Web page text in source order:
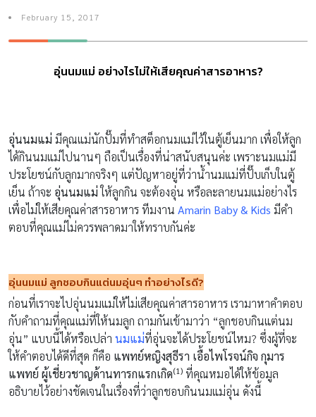
February 15, 2017
อุ่นนมแม่ อย่างไรไม่ให้เสียคุณค่าสารอาหาร?
อุ่นนมแม่ มีคุณแม่นักปั๊มที่ทำสต็อกนมแม่ไว้ในตู้เย็นมาก เพื่อให้ลูก
ได้กินนมแม่ไปนานๆ ถือเป็นเรื่องที่น่าสนับสนุนค่ะ เพราะนมแม่มี
ประโยชน์กับลูกมากจริงๆ แต่ปัญหาอยู่ที่ว่าน้ำนมแม่ที่ปั๊บเก็บในตู้
เย็น ถ้าจะ อุ่นนมแม่ให้ลูกกิน จะต้องอุ่น หรือละลายนมแม่อย่างไร
เพื่อไม่ให้เสียคุณค่าสารอาหาร ทีมงาน Amarin Baby & Kids มีคำ
ตอบที่คุณแม่ไม่ควรพลาดมาให้ทราบกันค่ะ
อุ่นนมแม่ ลูกชอบกินแต่นมอุ่นๆ ทำอย่างไรดี?
ก่อนที่เราจะไปอุ่นนมแม่ให้ไม่เสียคุณค่าสารอาหาร เรามาหาคำตอบ
กับคำถามที่คุณแม่ที่ให้นมลูก ถามกันเข้ามาว่า “ลูกชอบกินแต่นม
อุ่น” แบบนี้ได้หรือเปล่า นมแม่ที่อุ่นจะได้ประโยชน์ไหม? ซึ่งผู้ที่จะ
ให้คำตอบได้ดีที่สุด ก็คือ แพทย์หญิงสุธีรา เอื้อไพโรจน์กิจ กุมาร
แพทย์ ผู้เชี่ยวชาญด้านทารกแรกเกิด(1) ที่คุณหมอได้ให้ข้อมูล
อธิบายไว้อย่างชัดเจนในเรื่องที่ว่าลูกชอบกินนมแม่อุ่น ดังนี้